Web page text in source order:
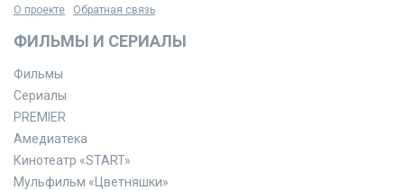
Спутниковым абонентам
О сайте
Активировать промокод
О проекте
Обратная связь
ФИЛЬМЫ И СЕРИАЛЫ
Фильмы
Сериалы
PREMIER
Амедиатека
Кинотеатр «START»
Мульфильм «Цветняшки»